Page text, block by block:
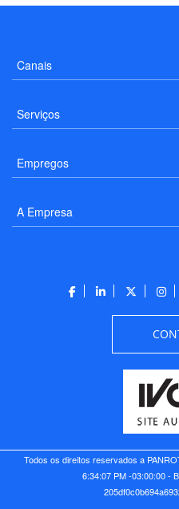
Canais
Serviços
Empregos
A Empresa
Todos os direitos reservados a
6:34:07 PM -03:00:00 -